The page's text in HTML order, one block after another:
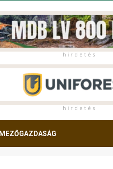
h i r d e t é s
h i r d e t é s
MEZŐGAZDASÁG